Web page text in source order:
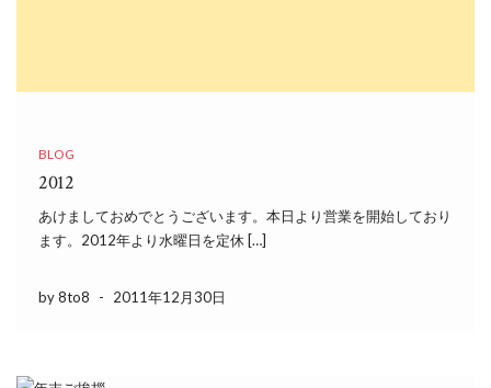
BLOG
2012
あけましておめでとうございます。本日より営業を開始しており
ます。2012年より水曜日を定休 […]
by 8to8 - 2011年12月30日